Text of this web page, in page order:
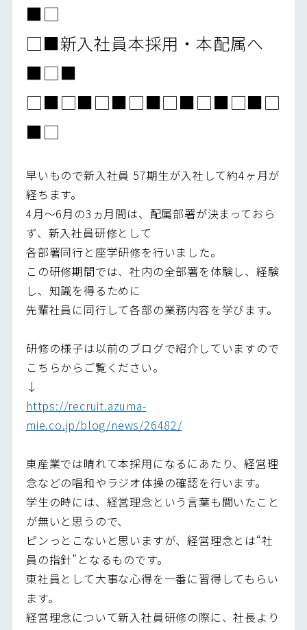
■□
□■新入社員本採用・本配属へ
■□■
□■□■□■□■□■□■□■□
■□
早いもので新入社員 57期生が入社して約4ヶ月が
経ちます。
4月～6月の3ヵ月間は、配属部署が決まっておら
ず、新入社員研修として
各部署同行と座学研修を行いました。
この研修期間では、社内の全部署を体験し、経験
し、知識を得るために
先輩社員に同行して各部の業務内容を学びます。
研修の様子は以前のブログで紹介していますので
こちらからご覧ください。
↓
https://recruit.azuma-
mie.co.jp/blog/news/26482/
東産業では晴れて本採用になるにあたり、経営理
念などの唱和やラジオ体操の確認を行います。
学生の時には、経営理念という言葉も聞いたこと
が無いと思うので、
ピンっとこないと思いますが、経営理念とは“社
員の指針”となるものです。
東社員として大事な心得を一番に習得してもらい
ます。
経営理念について新入社員研修の際に、社長より